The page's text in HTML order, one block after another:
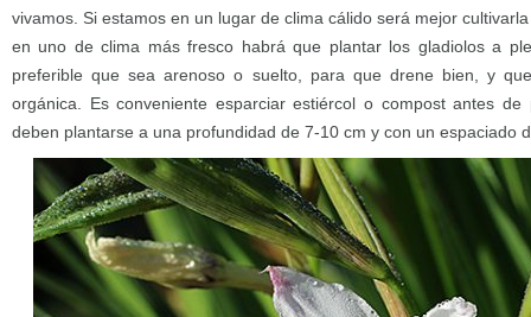
vivamos. Si estamos en un lugar de clima cálido será mejor
en uno de clima más fresco habrá que plantar los gladiolos a
preferible que sea arenoso o suelto, para que drene bien, y
orgánica. Es conveniente esparciar estiércol o compost antes
deben plantarse a una profundidad de 7-10 cm y con un espaciado